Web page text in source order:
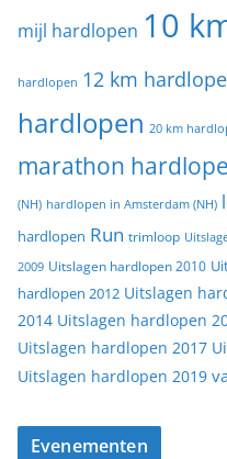
mijl hardlopen 10
hardlopen 12 km
hardlopen 20 km
marathon
(NH) hardlopen in Amsterdam (NH)
hardlopen Run trimloop
2009 Uitslagen hardlopen 2010
hardlopen 2012 Uitslagen
2014 Uitslagen hardlopen
Uitslagen hardlopen 2017
Uitslagen hardlopen 2019
Evenementen